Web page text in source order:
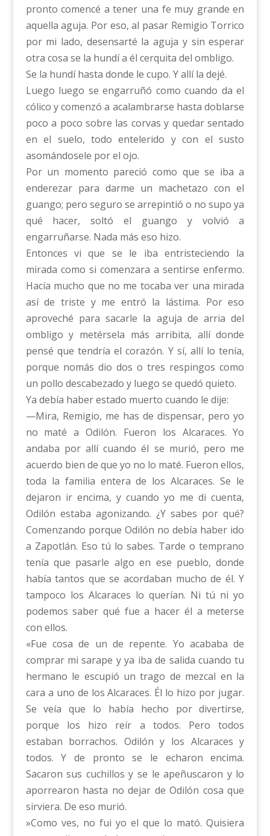
pronto comencé a tener una fe muy grande en
aquella aguja. Por eso, al pasar Remigio Torrico
por mi lado, desensarté la aguja y sin esperar
otra cosa se la hundí a él cerquita del ombligo.
Se la hundí hasta donde le cupo. Y allí la dejé.
Luego luego se engarruñó como cuando da el
cólico y comenzó a acalambrarse hasta doblarse
poco a poco sobre las corvas y quedar sentado
en el suelo, todo entelerido y con el susto
asomándosele por el ojo.
Por un momento pareció como que se iba a
enderezar para darme un machetazo con el
guango; pero seguro se arrepintió o no supo ya
qué hacer, soltó el guango y volvió a
engarruñarse. Nada más eso hizo.
Entonces vi que se le iba entristeciendo la
mirada como si comenzara a sentirse enfermo.
Hacía mucho que no me tocaba ver una mirada
así de triste y me entró la lástima. Por eso
aproveché para sacarle la aguja de arria del
ombligo y metérsela más arribita, allí donde
pensé que tendría el corazón. Y sí, allí lo tenía,
porque nomás dio dos o tres respingos como
un pollo descabezado y luego se quedó quieto.
Ya debía haber estado muerto cuando le dije:
—Mira, Remigio, me has de dispensar, pero yo
no maté a Odilón. Fueron los Alcaraces. Yo
andaba por allí cuando él se murió, pero me
acuerdo bien de que yo no lo maté. Fueron ellos,
toda la familia entera de los Alcaraces. Se le
dejaron ir encima, y cuando yo me di cuenta,
Odilón estaba agonizando. ¿Y sabes por qué?
Comenzando porque Odilón no debía haber ido
a Zapotlán. Eso tú lo sabes. Tarde o temprano
tenía que pasarle algo en ese pueblo, donde
había tantos que se acordaban mucho de él. Y
tampoco los Alcaraces lo querían. Ni tú ni yo
podemos saber qué fue a hacer él a meterse
con ellos.
«Fue cosa de un de repente. Yo acababa de
comprar mi sarape y ya iba de salida cuando tu
hermano le escupió un trago de mezcal en la
cara a uno de los Alcaraces. Él lo hizo por jugar.
Se veía que lo había hecho por divertirse,
porque los hizo reír a todos. Pero todos
estaban borrachos. Odilón y los Alcaraces y
todos. Y de pronto se le echaron encima.
Sacaron sus cuchillos y se le apeñuscaron y lo
aporrearon hasta no dejar de Odilón cosa que
sirviera. De eso murió.
»Como ves, no fui yo el que lo mató. Quisiera